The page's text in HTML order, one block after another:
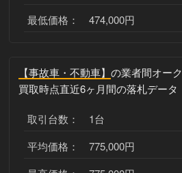
最低価格： 474,000円
【事故車・不動車】 の業者間オー
買取時点直近6ヶ月間の落札データ
取引台数： 1台
平均価格： 775,000円